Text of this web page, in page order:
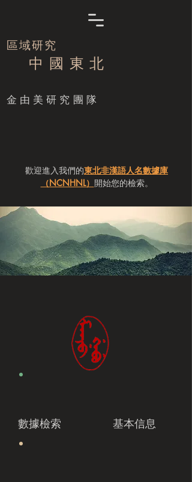
區域研究
中 國 東 北
​金由美研究團隊
歡迎進入我們的東北非漢語人名數據庫
（NCNHNL） 開始您的檢索。
數據檢索 基本信息